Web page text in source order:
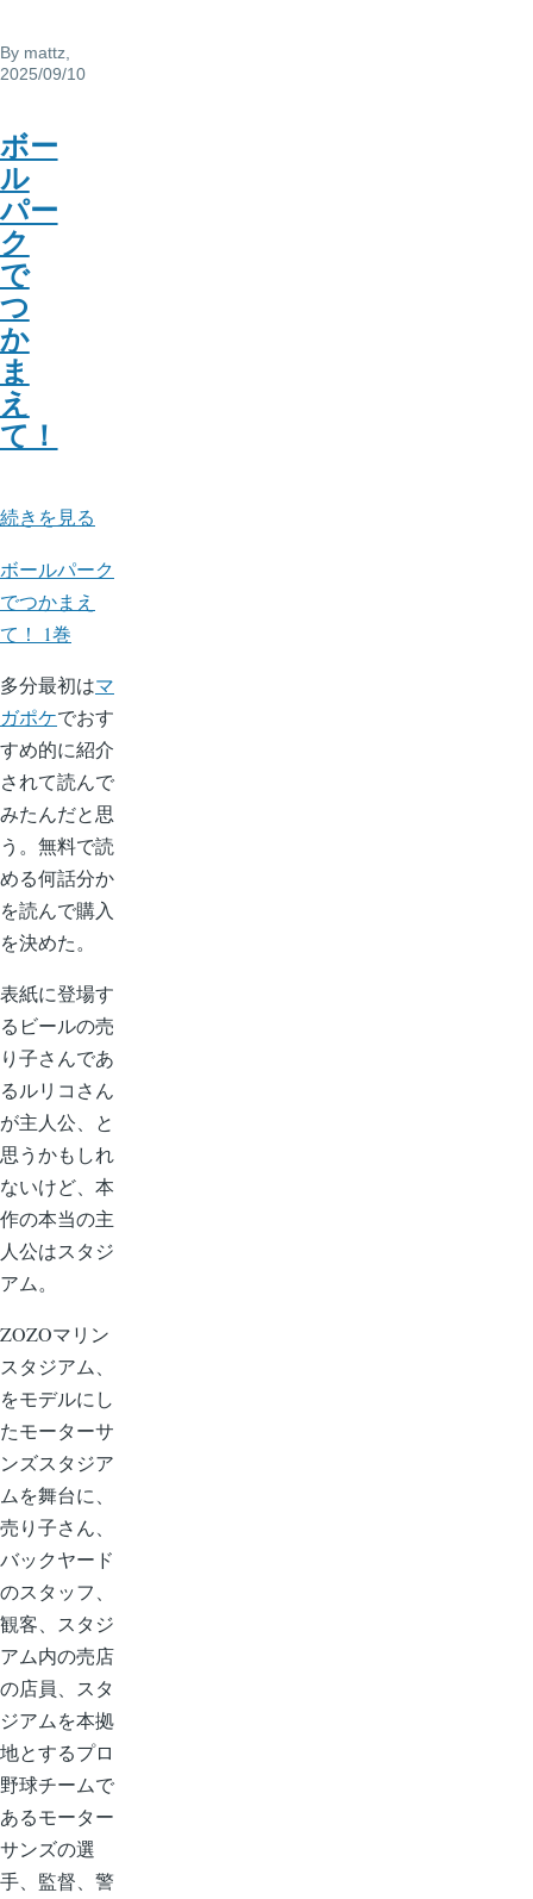
By mattz,
2025/09/10
ボー
ル
パー
ク
で
つ
か
ま
え
て！
ボ
ル
パ
ー
ク
で
つ
か
ま
え
て！
の
続きを見る
ボールパーク
でつかまえ
て！ 1巻
多分最初はマ
ガポケでおす
すめ的に紹介
されて読んで
みたんだと思
う。無料で読
める何話分か
を読んで購入
を決めた。
表紙に登場す
るビールの売
り子さんであ
るルリコさん
が主人公、と
思うかもしれ
ないけど、本
作の本当の主
人公はスタジ
アム。
ZOZOマリン
スタジアム、
をモデルにし
たモーターサ
ンズスタジア
ムを舞台に、
売り子さん、
バックヤード
のスタッフ、
観客、スタジ
アム内の売店
の店員、スタ
ジアムを本拠
地とするプロ
野球チームで
あるモーター
サンズの選
手、監督、警